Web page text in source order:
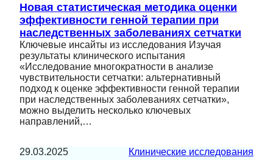
Новая статистическая методика оценки
эффективности генной терапии при
наследственных заболеваниях сетчатки
Ключевые инсайты из исследования Изучая
результаты клинического испытания
«Исследование многократности в анализе
чувствительности сетчатки: альтернативный
подход к оценке эффективности генной терапии
при наследственных заболеваниях сетчатки»,
можно выделить несколько ключевых
направлений,…
29.03.2025 Клинические исследования